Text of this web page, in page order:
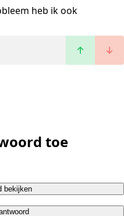
heb ik ook
toe
bekijken